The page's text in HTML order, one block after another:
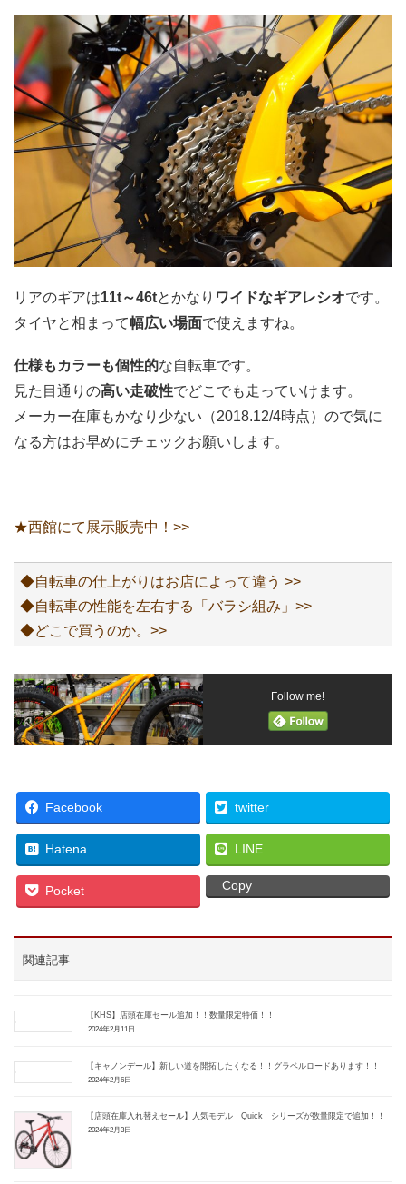
リアのギアは11t～46tとかなり ワイドなギアレシオです。
タイヤと相まって幅広い場面で使えますね。
仕様もカラーも個性的な自転車です。
見た目通りの高い走破性でどこでも走っていけます。
メーカー在庫もかなり少ない（2018.12/4時点）ので気に
なる方はお早めにチェックお願いします。
★西館にて展示販売中！>>
◆自転車の仕上がりはお店によって違う >>
◆自転車の性能を左右する「バラシ組み」>>
◆どこで買うのか。>>
Follow me!
Facebook twitter
Hatena LINE
Pocket Copy
関連記事
【KHS】店頭在庫セール追加！！数量限定特価！！
2024年2月11日
【キャノンデール】新しい道を開拓したくなる！！グラベルロードあります！！
2024年2月6日
【店頭在庫入れ替えセール】人気モデル Quick シリーズが数量限定で追加！！
2024年2月3日